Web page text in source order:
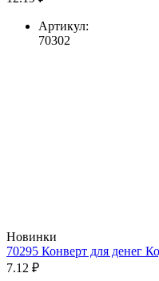
Артикул:
70302
Новинки
70295 Конверт для денег
7.12 ₽